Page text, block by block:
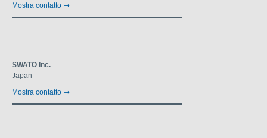
Mostra contatto
SWATO Inc.
Japan
Mostra contatto